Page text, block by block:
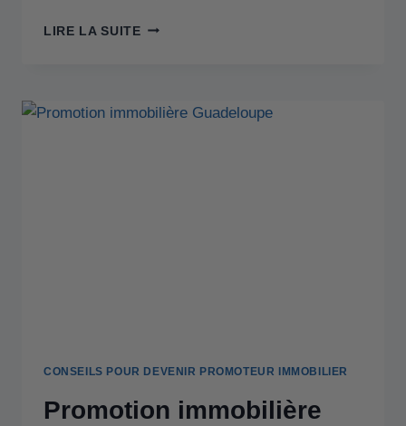
LIRE LA SUITE
CONSEILS POUR DEVENIR PROMOTEUR IMMOBILIER
Promotion immobilière